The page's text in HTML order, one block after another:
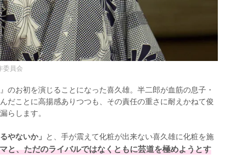
委員会
のお初を演じることになった喜久雄。半二郎が血筋の息子・
だことに高揚感ありつつも、その責任の重さに耐えかねて俊
らします。
やないか」 と、手が震えて化粧が出来ない喜久雄に化粧を施
と、ただのライバルではなくともに芸道を極めようとす